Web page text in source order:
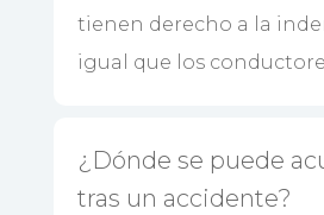
tienen derecho a la
igual que los
¿Dónde se puede
tras un accidente?